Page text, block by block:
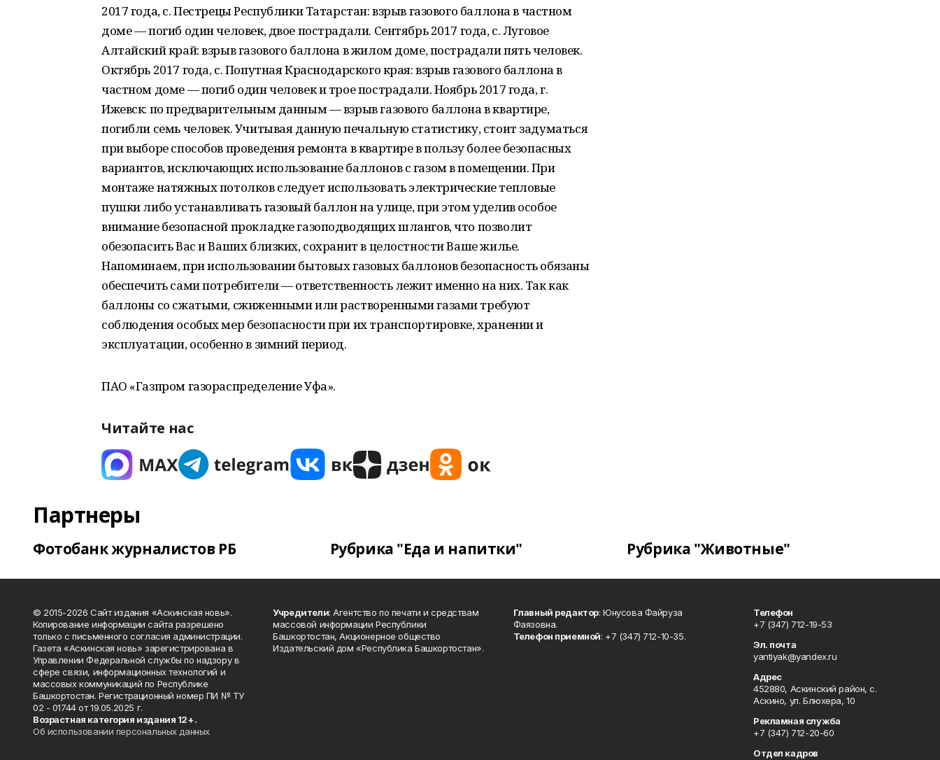
2017 года, с. Пестрецы Республики Татарстан: взрыв газового баллона в частном
доме — погиб один человек, двое пострадали. Сентябрь 2017 года, с. Луговое
Алтайский край: взрыв газового баллона в жилом доме, пострадали пять человек.
Октябрь 2017 года, с. Попутная Краснодарского края: взрыв газового баллона в
частном доме — погиб один человек и трое пострадали. Ноябрь 2017 года, г.
Ижевск: по предварительным данным — взрыв газового баллона в квартире,
погибли семь человек. Учитывая данную печальную статистику, стоит задуматься
при выборе способов проведения ремонта в квартире в пользу более безопасных
вариантов, исключающих использование баллонов с газом в помещении. При
монтаже натяжных потолков следует использовать электрические тепловые
пушки либо устанавливать газовый баллон на улице, при этом уделив особое
внимание безопасной прокладке газоподводящих шлангов, что позволит
обезопасить Вас и Ваших близких, сохранит в целостности Ваше жилье.
Напоминаем, при использовании бытовых газовых баллонов безопасность обязаны
обеспечить сами потребители — ответственность лежит именно на них. Так как
баллоны со сжатыми, сжиженными или растворенными газами требуют
соблюдения особых мер безопасности при их транспортировке, хранении и
эксплуатации, особенно в зимний период.
ПАО «Газпром газораспределение Уфа».
Читайте нас
Партнеры
Фотобанк журналистов РБ Рубрика "Еда и напитки" Рубрика "Животные"
© 2015-2026 Сайт издания «Аскинская новь».
Копирование информации сайта разрешено
только с письменного согласия администрации.
Газета «Аскинская новь» зарегистрирована в
Управлении Федеральной службы по надзору в
сфере связи, информационных технологий и
массовых коммуникаций по Республике
Башкортостан. Регистрационный номер ПИ № ТУ
02 - 01744 от 19.05.2025 г.
Возрастная категория издания 12+.
Об использовании персональных данных
Учредители: Агентство по печати и средствам
массовой информации Республики
Башкортостан, Акционерное общество
Издательский дом «Республика Башкортостан».
Главный редактор: Юнусова Файруза
Фаязовна.
Телефон приемной: +7 (347) 712-10-35.
Телефон
+7 (347) 712-19-53
Эл. почта
yantiyak@yandex.ru
Адрес
452880, Аскинский район, с.
Аскино, ул. Блюхера, 10
Рекламная служба
+7 (347) 712-20-60
Отдел кадров